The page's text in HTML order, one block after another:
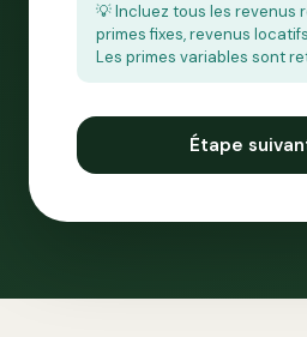
💡 Incluez tous les revenus
primes fixes, revenus
Les primes variables sont
Étape